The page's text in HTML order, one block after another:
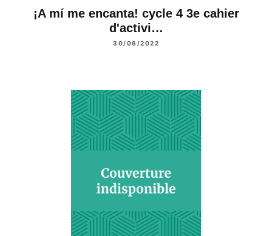
¡A mí me encanta! cycle 4 3e cahier
d'activi…
30/06/2022